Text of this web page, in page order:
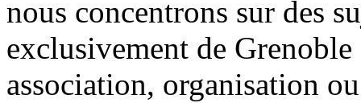
nous concentrons sur des
exclusivement de
association, organisation